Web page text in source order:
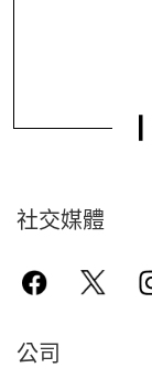
社交媒體
公司